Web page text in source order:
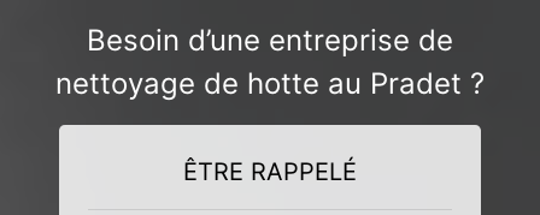
Besoin d’une entreprise de
nettoyage de hotte au Pradet ?
ÊTRE RAPPELÉ